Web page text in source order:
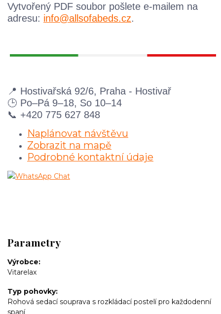
Vytvořený PDF soubor pošlete e-mailem na
adresu: info@allsofabeds.cz.
📍 Hostivařská 92/6, Praha - Hostivař
🕒 Po–Pá 9–18, So 10–14
📞 +420 775 627 848
Naplánovat návštěvu
Zobrazit na mapě
Podrobné kontaktní údaje
Parametry
Výrobce
Vitarelax
Typ pohovky
Rohová sedací souprava s rozkládací postelí pro každodenní
spaní